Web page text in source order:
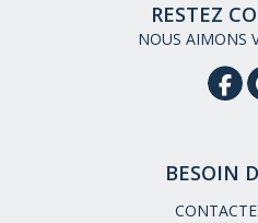
RESTEZ
NOUS AIMONS
BESOIN